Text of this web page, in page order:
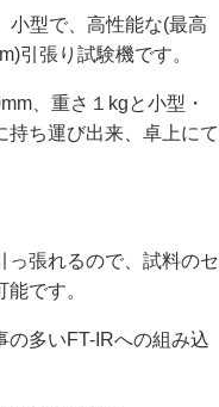
小型で、高性能な(最高
引張り試験機です。
、重さ１kgと小型・
持ち運び出来、卓上にて
っ張れるので、試料のセ
です。
の多いFT-IRへの組み込